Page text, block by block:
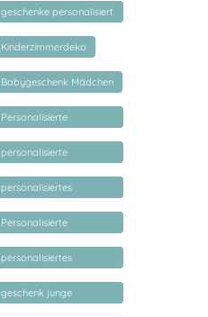
geschenke personalisiert
kinder
Kinderzimmerdeko
Babygeschenk Mädchen
Personalisierte
Babygeschenke
personalisierte
Geschenke für Baby
personalisiertes
Babygeschenk Junge
Personalisierte
Geschenke Geburt Taufe
personalisiertes
Schutzengelbild
geschenk junge
mädchen